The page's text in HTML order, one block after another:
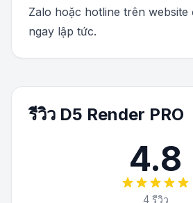
Zalo hoặc hotline trên
ngay lập tức.
รีวิว D5 Render PRO
4.8
4 รีวิว